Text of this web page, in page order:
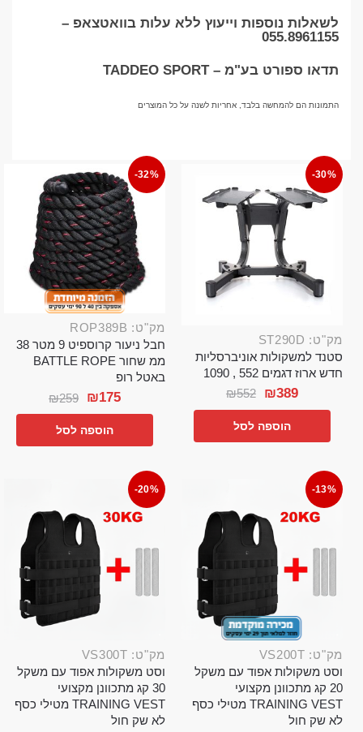
לשאלות נוספות וייעוץ ללא עלות בוואטצאפ –
055.8961155
תדאו ספורט בע"מ – TADDEO SPORT
התמונות הם להמחשה בלבד, אחריות לשנה על כל המוצרים
-30%
מק"ט: ST290D
סטנד למשקולות אוניברסליות
חדש ארוז דגמים 552 , 1090
₪552 ₪389
הוספה לסל
-32%
מק"ט: ROP389B
חבל ניעור קרוספיט 9 מטר 38
ממ שחור BATTLE ROPE
באטל רופ
₪259 ₪175
הוספה לסל
-13%
מק"ט: VS200T
וסט משקולות אפוד עם משקל
20 קג מתכוונן מקצועי
TRAINING VEST מטילי כסף
לא שק חול
-20%
מק"ט: VS300T
וסט משקולות אפוד עם משקל
30 קג מתכוונן מקצועי
TRAINING VEST מטילי כסף
לא שק חול